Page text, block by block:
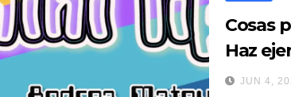
Cosas
Haz
JUN 4,